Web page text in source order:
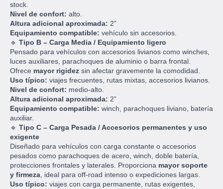
stock.
Nivel de confort: alto.
Altura adicional aproximada: 2”
Equipamiento compatible: vehículo sin accesorios.
🔹 Tipo B – Carga Media / Equipamiento ligero
Pensado para vehículos con accesorios livianos como winches,
luces auxiliares, parachoques de aluminio o barra frontal.
Ofrece mayor rigidez sin afectar gravemente la comodidad.
Uso típico: viajes frecuentes, rutas mixtas, accesorios livianos.
Nivel de confort: medio-alto.
Altura adicional aproximada: 2”
Equipamiento compatible: winch, parachoques liviano, batería
auxiliar.
🔹 Tipo C – Carga Pesada / Accesorios permanentes y uso
exigente
Diseñado para vehículos con carga constante o accesorios
pesados como parachoques de acero, winch, doble batería,
protecciones frontales y laterales. Proporciona mayor soporte
y firmeza , ideal para off-road intenso o expediciones largas.
Uso típico: viajes con carga permanente, rutas exigentes,